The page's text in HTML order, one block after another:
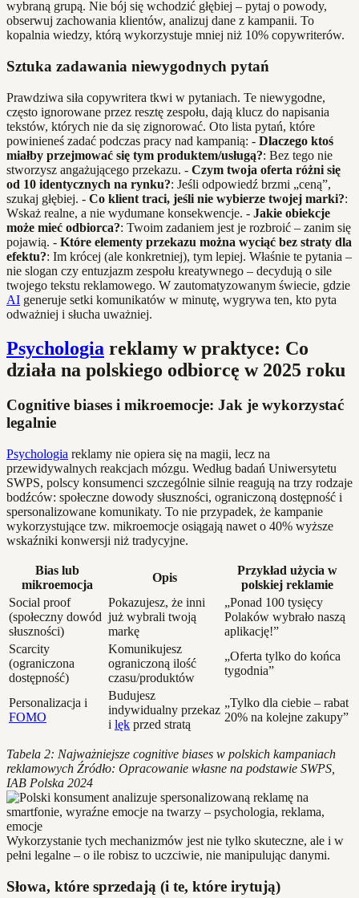
wybraną grupą. Nie bój się wchodzić głębiej – pytaj o powody,
obserwuj zachowania klientów, analizuj dane z kampanii. To
kopalnia wiedzy, którą wykorzystuje mniej niż 10% copywriterów.
Sztuka zadawania niewygodnych pytań
Prawdziwa siła copywritera tkwi w pytaniach. Te niewygodne,
często ignorowane przez resztę zespołu, dają klucz do napisania
tekstów, których nie da się zignorować. Oto lista pytań, które
powinieneś zadać podczas pracy nad kampanią: - Dlaczego ktoś
miałby przejmować się tym produktem/usługą?: Bez tego nie
stworzysz angażującego przekazu. - Czym twoja oferta różni się
od 10 identycznych na rynku?: Jeśli odpowiedź brzmi „ceną”,
szukaj głębiej. - Co klient traci, jeśli nie wybierze twojej marki?:
Wskaż realne, a nie wydumane konsekwencje. - Jakie obiekcje
może mieć odbiorca?: Twoim zadaniem jest je rozbroić – zanim się
pojawią. - Które elementy przekazu można wyciąć bez straty dla
efektu?: Im krócej (ale konkretniej), tym lepiej. Właśnie te pytania –
nie slogan czy entuzjazm zespołu kreatywnego – decydują o sile
twojego tekstu reklamowego. W zautomatyzowanym świecie, gdzie
AI generuje setki komunikatów w minutę, wygrywa ten, kto pyta
odważniej i słucha uważniej.
Psychologia reklamy w praktyce: Co
działa na polskiego odbiorcę w 2025 roku
Cognitive biases i mikroemocje: Jak je wykorzystać
legalnie
Psychologia reklamy nie opiera się na magii, lecz na
przewidywalnych reakcjach mózgu. Według badań Uniwersytetu
SWPS, polscy konsumenci szczególnie silnie reagują na trzy rodzaje
bodźców: społeczne dowody słuszności, ograniczoną dostępność i
spersonalizowane komunikaty. To nie przypadek, że kampanie
wykorzystujące tzw. mikroemocje osiągają nawet o 40% wyższe
wskaźniki konwersji niż tradycyjne.
Bias lub
mikroemocja
Opis
Przykład użycia w
polskiej reklamie
Social proof
(społeczny dowód
słuszności)
Pokazujesz, że inni
już wybrali twoją
markę
„Ponad 100 tysięcy
Polaków wybrało naszą
aplikację!”
Scarcity
(ograniczona
dostępność)
Komunikujesz
ograniczoną ilość
czasu/produktów
„Oferta tylko do końca
tygodnia”
Personalizacja i
FOMO
Budujesz
indywidualny przekaz
i lęk przed stratą
„Tylko dla ciebie – rabat
20% na kolejne zakupy”
Tabela 2: Najważniejsze cognitive biases w polskich kampaniach
reklamowych Źródło: Opracowanie własne na podstawie SWPS,
IAB Polska 2024
Wykorzystanie tych mechanizmów jest nie tylko skuteczne, ale i w
pełni legalne – o ile robisz to uczciwie, nie manipulując danymi.
Słowa, które sprzedają (i te, które irytują)